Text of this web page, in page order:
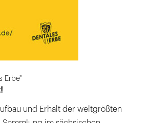
Erbe"
und Erhalt der weltgrößten